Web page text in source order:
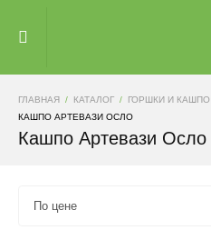
ГЛАВНАЯ КАТАЛОГ ГОРШКИ И КАШПО
КАШПО АРТЕВАЗИ ОСЛО
Кашпо Артевази Осло
По цене